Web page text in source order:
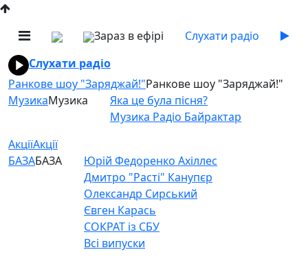
Зараз в ефірі
Слухати радіо
Слухати радіо
Ранкове шоу "Заряджай!"Ранкове шоу "Заряджай!"
МузикаМузика
Яка це була пісня?
Музика Радіо Байрактар
АкціїАкції
БАЗАБАЗА
Юрій Федоренко Ахіллес
Дмитро "Расті" Канупєр
Олександр Сирський
Євген Карась
СОКРАТ із СБУ
Всі випуски